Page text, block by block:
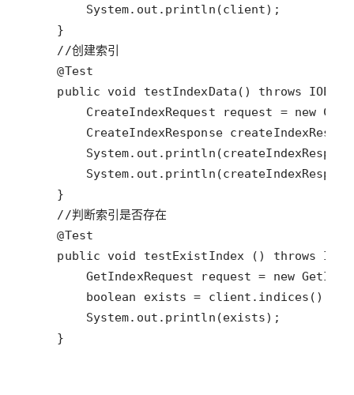
    }